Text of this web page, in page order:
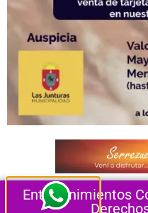
Entretenimientos